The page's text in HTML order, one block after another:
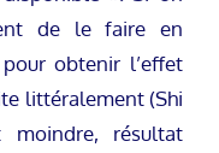
de le faire en
obtenir l’effet
littéralement (Shi
résultat